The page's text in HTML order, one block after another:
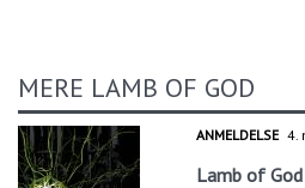
MERE LAMB OF GOD
ANMELDELSE 4.
Lamb of